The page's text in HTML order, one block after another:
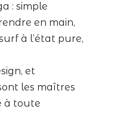
: simple
en main,
à l’état pure,
et
les maîtres
à toute